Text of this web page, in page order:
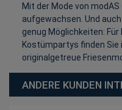
Mit der Mode von
aufgewachsen. Und
genug Möglichkeiten: Für
Kostümpartys finden Sie
originalgetreue
ANDERE KUNDEN